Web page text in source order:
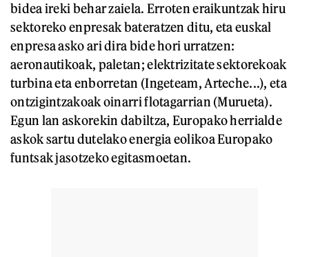
bidea ireki behar zaiela. Erroten eraikuntzak hiru
sektoreko enpresak bateratzen ditu, eta euskal
enpresa asko ari dira bide hori urratzen:
aeronautikoak, paletan; elektrizitate sektorekoak
turbina eta enborretan (Ingeteam, Arteche...), eta
ontzigintzakoak oinarri flotagarrian (Murueta).
Egun lan askorekin dabiltza, Europako herrialde
askok sartu dutelako energia eolikoa Europako
funtsak jasotzeko egitasmoetan.